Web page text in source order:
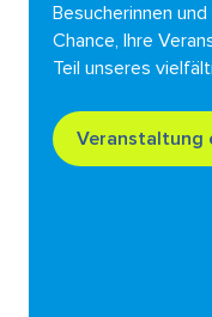
Besucherinnen
Chance, Ihre
Teil unseres
Veranstaltung